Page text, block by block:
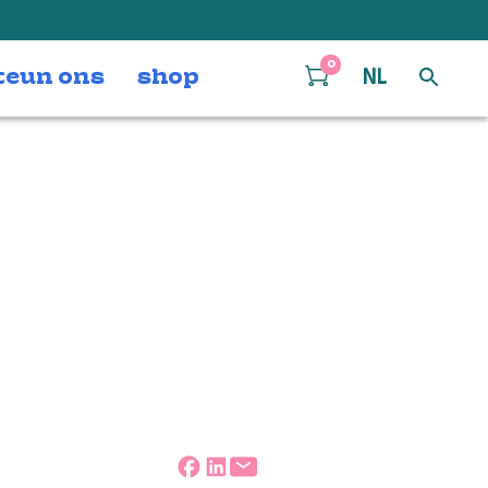
ons shop
0
NL